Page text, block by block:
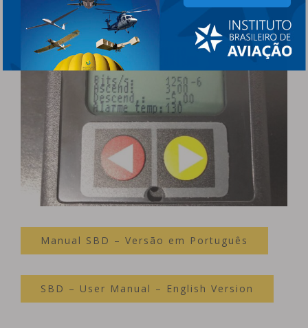
Manual SBD – Versão em Português
SBD – User Manual – English Version